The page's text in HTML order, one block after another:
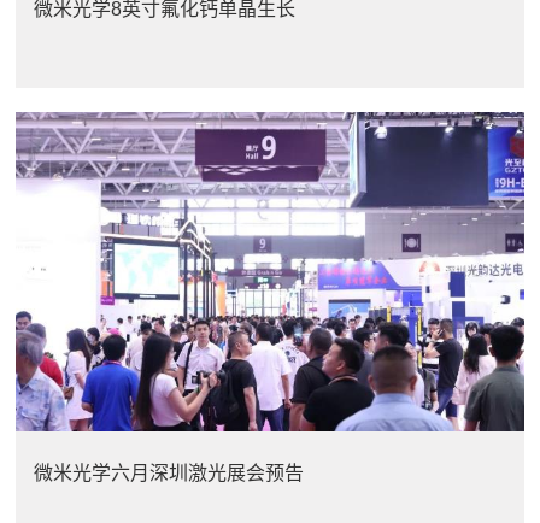
微米光学8英寸氟化钙单晶生长
微米光学六月深圳激光展会预告